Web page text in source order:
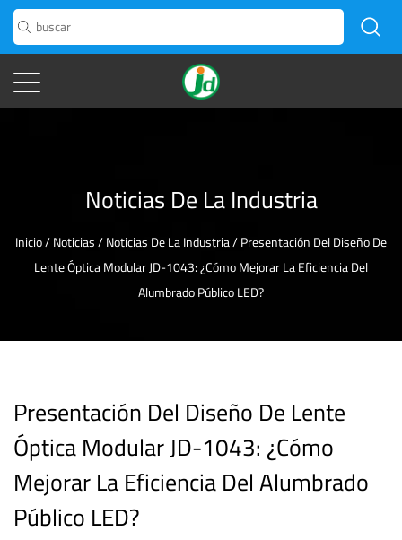
Noticias De La Industria
Inicio/Noticias/Noticias De La Industria/Presentación Del Diseño De
Lente Óptica Modular JD-1043: ¿Cómo Mejorar La Eficiencia Del
Alumbrado Público LED?
Presentación Del Diseño De Lente
Óptica Modular JD-1043: ¿Cómo
Mejorar La Eficiencia Del Alumbrado
Público LED?